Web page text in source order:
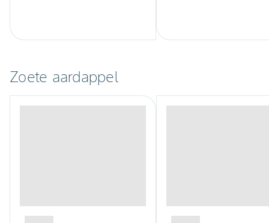
Zoete aardappel